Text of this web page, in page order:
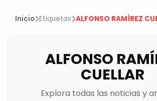
Inicio Etiquetas ALFONSO RAMÍREZ
ALFONSO
CUELLAR
Explora todas las noticias y